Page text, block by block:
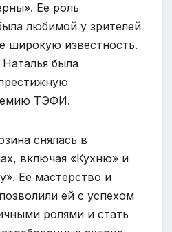
Ее роль
любимой у зрителей
широкую известность.
была
ТЭФИ.
снялась в
включая «Кухню» и
Ее мастерство и
ей с успехом
ролями и стать